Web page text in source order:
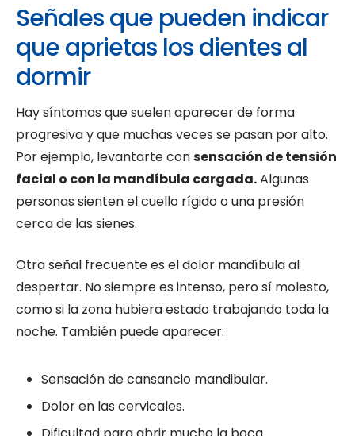
Señales que pueden indicar
que aprietas los dientes al
dormir
Hay síntomas que suelen aparecer de forma
progresiva y que muchas veces se pasan por alto.
Por ejemplo, levantarte consensación de tensión
facial o con la mandíbula cargada.Algunas
personas sienten el cuello rígido o una presión
cerca de las sienes.
Otra señal frecuente es el dolor mandíbula al
despertar. No siempre es intenso, pero sí molesto,
como si la zona hubiera estado trabajando toda la
noche. También puede aparecer:
Sensación de cansancio mandibular.
Dolor en las cervicales.